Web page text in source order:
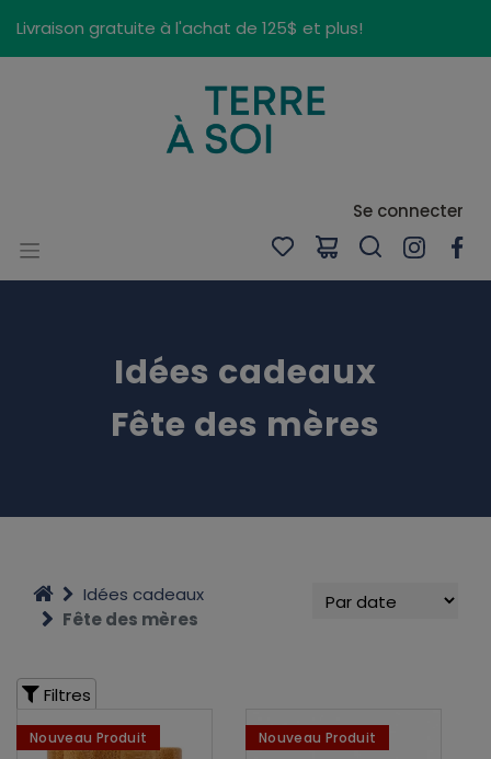
Livraison gratuite à l'achat de 125$ et plus!
Se connecter
Idées cadeaux
Fête des mères
Idées cadeaux
Fête des mères
Filtres
Nouveau Produit Nouveau Produit